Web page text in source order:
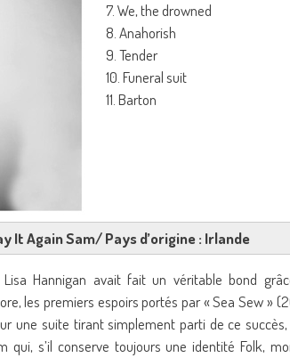
7. We, the drowned
8. Anahorish
9. Tender
10. Funeral suit
11. Barton
It Again Sam/ Pays d’origine : Irlande
Hannigan avait fait un véritable bond
les premiers espoirs portés par « Sea Sew »
une suite tirant simplement parti de ce
qui, s’il conserve toujours une identité Folk,